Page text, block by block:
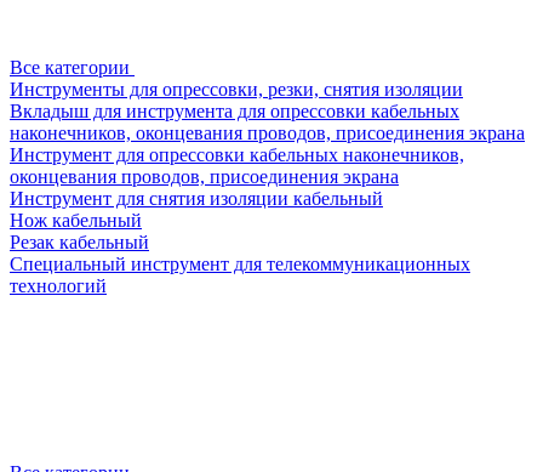
Все категории
Инструменты для опрессовки, резки, снятия изоляции
Вкладыш для инструмента для опрессовки кабельных
наконечников, оконцевания проводов, присоединения экрана
Инструмент для опрессовки кабельных наконечников,
оконцевания проводов, присоединения экрана
Инструмент для снятия изоляции кабельный
Нож кабельный
Резак кабельный
Специальный инструмент для телекоммуникационных
технологий